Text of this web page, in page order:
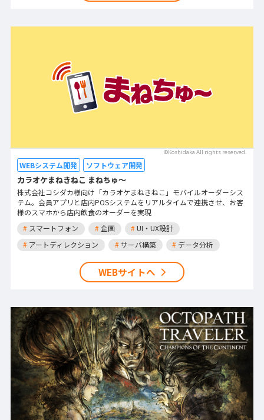
©Koshidaka All rights reserved.
WEBシステム開発 ソフトウェア開発
カラオケまねきねこ まねちゅ～
株式会社コシダカ様向け「カラオケまねきねこ」モバイルオーダーシス
テム。会員アプリと店内POSシステムをリアルタイムで連携させ、お客
様のスマホから店内飲食のオーダーを実現
# スマートフォン #企画 #UI・UX設計
# アートディレクション #サーバ構築 # データ分析
WEBサイトへ